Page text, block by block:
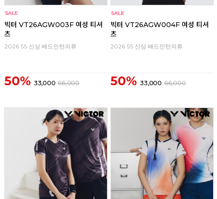
빅터 VT26AGW003F 여성 티셔
츠
2026 SS 신상 배드민턴의류
50% 33,000 66,000
빅터 VT26AGW004F 여성 티셔
츠
2026 SS 신상 배드민턴의류
50% 33,000 66,000